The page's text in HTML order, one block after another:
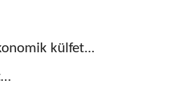
külfet...